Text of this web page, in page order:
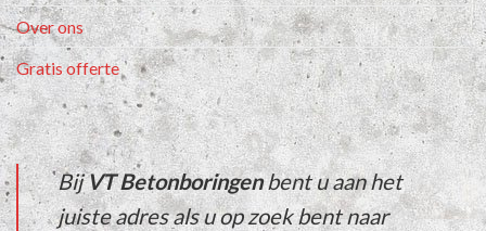
Over ons
Gratis offerte
BijVT Betonboringenbent u aan het
juiste adres als u op zoek bent naar